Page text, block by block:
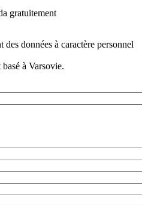
gratuitement
données à caractère personnel
à Varsovie.